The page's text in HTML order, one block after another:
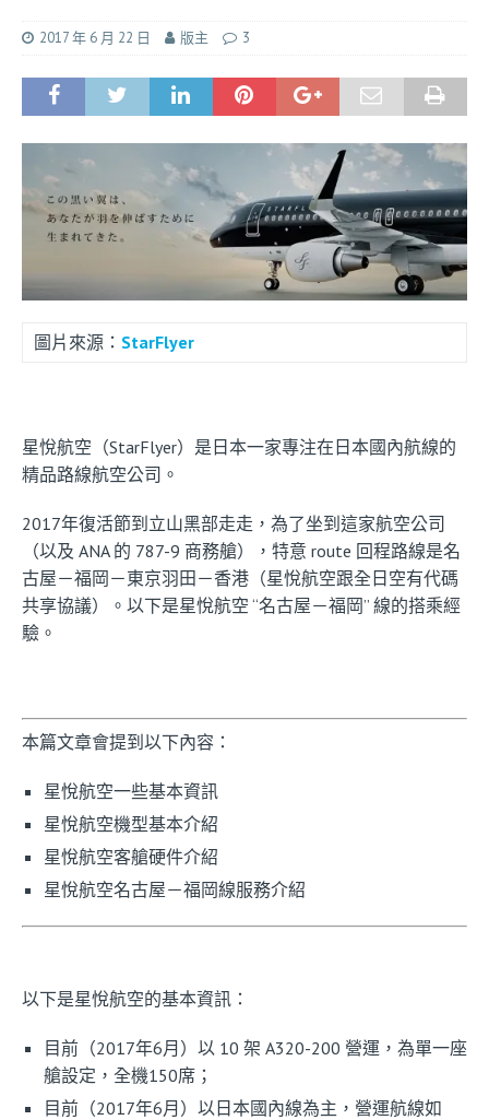
2017 年 6 月 22 日 版主 3
圖片來源： StarFlyer
星悅航空（StarFlyer）是日本一家專注在日本國內航線的
精品路線航空公司。
2017年復活節到立山黑部走走，為了坐到這家航空公司
（以及 ANA 的 787-9 商務艙），特意 route 回程路線是名
古屋－福岡－東京羽田－香港（星悅航空跟全日空有代碼
共享協議）。以下是星悅航空 “名古屋－福岡” 線的搭乘經
驗。
本篇文章會提到以下內容：
星悅航空一些基本資訊
星悅航空機型基本介紹
星悅航空客艙硬件介紹
星悅航空名古屋－福岡線服務介紹
以下是星悅航空的基本資訊：
目前（2017年6月）以 10 架 A320-200 營運，為單一座
艙設定，全機150席；
目前（2017年6月）以日本國內線為主，營運航線如